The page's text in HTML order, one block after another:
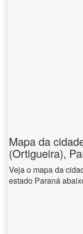
Mapa da
(Ortigueira),
Veja o mapa da
estado Paraná